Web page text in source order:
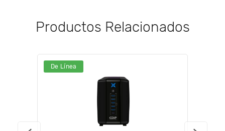
Productos Relacionados
De Línea